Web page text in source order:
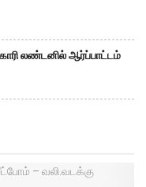
லண்டனில் ஆர்ப்பாட்டம்